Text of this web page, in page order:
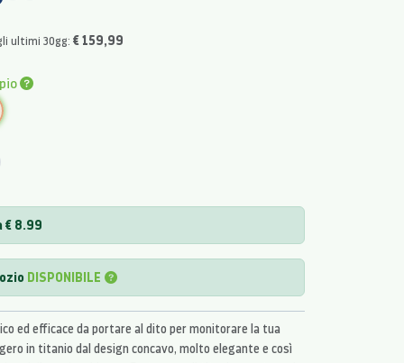
ultimi 30gg: € 159,99
€ 8.99
DISPONIBILE
ed efficace da portare al dito per monitorare la tua
in titanio dal design concavo, molto elegante e così